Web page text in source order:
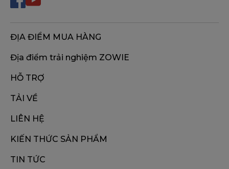
ĐỊA ĐIỂM MUA HÀNG
Địa điểm trải nghiệm ZOWIE
HỖ TRỢ
TẢI VỀ
LIÊN HỆ
KIẾN THỨC SẢN PHẨM
TIN TỨC